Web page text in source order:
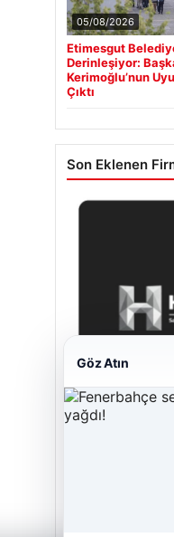
05/08/2026
Etimesgut
Derinleşiyor:
Kerimoğlu’nun
Çıktı
Son Eklenen
Göz Atın